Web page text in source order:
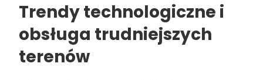
Trendy technologiczne i
obsługa trudniejszych
terenów